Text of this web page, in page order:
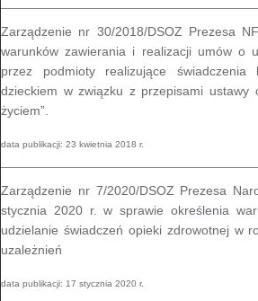
Zarządzenie nr 30/2018/DSOZ Prezesa
warunków zawierania i realizacji umów o
przez podmioty realizujące
dzieckiem w związku z przepisami
życiem”.
data publikacji: 23 kwietnia 2018 r.
Zarządzenie nr 7/2020/DSOZ Prezesa
stycznia 2020 r. w sprawie określenia
udzielanie świadczeń opieki zdrowotnej w
uzależnień
data publikacji: 17 stycznia 2020 r.